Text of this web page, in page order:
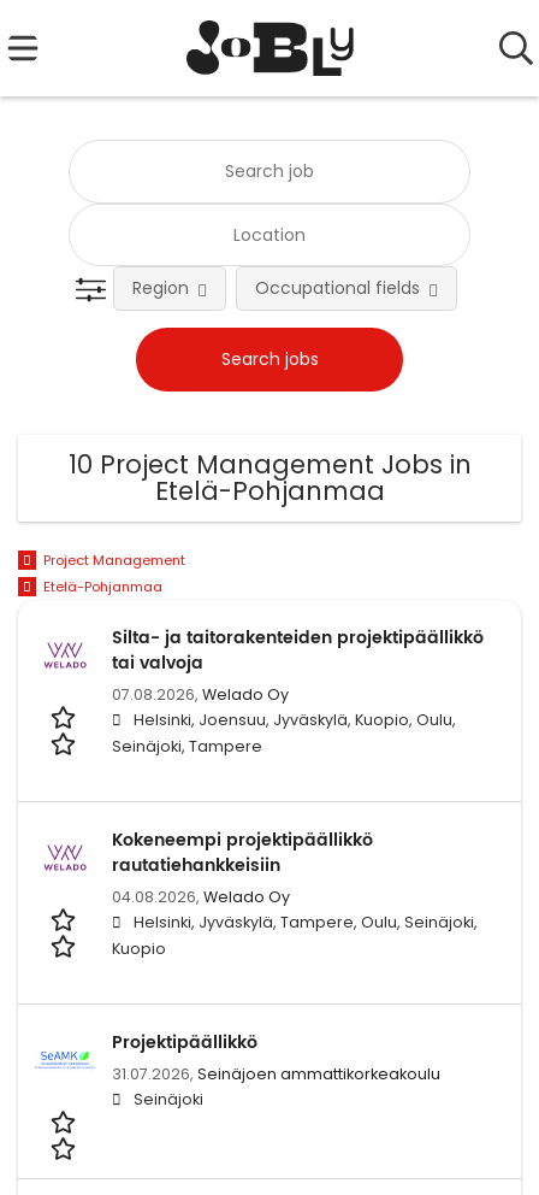
Region Occupational fields
10 Project Management Jobs in
Etelä-Pohjanmaa
Project Management
Etelä-Pohjanmaa
Silta- ja taitorakenteiden projektipäällikkö
tai valvoja
07.08.2026, Welado Oy
Helsinki, Joensuu, Jyväskylä, Kuopio, Oulu,
Seinäjoki, Tampere
Kokeneempi projektipäällikkö
rautatiehankkeisiin
04.08.2026, Welado Oy
Helsinki, Jyväskylä, Tampere, Oulu, Seinäjoki,
Kuopio
Projektipäällikkö
31.07.2026, Seinäjoen ammattikorkeakoulu
Seinäjoki